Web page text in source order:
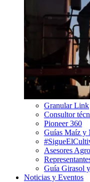
Granular Link
Consultor
Pioneer 360
Guías Maíz y
Asesores
Guía Girasol
Noticias y Eventos